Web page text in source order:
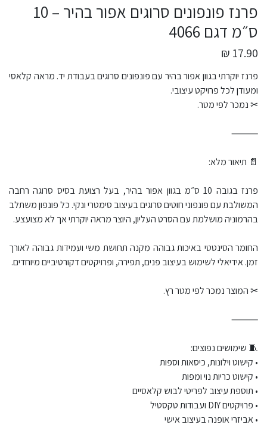
פרנז פונפונים סרוגים אפור בהיר – 10
ס״מ דגם 4066
17.90 ₪
פרנז יוקרתי בגוון אפור בהיר עם פונפונים סרוגים בעבודת יד. מראה קלאסי
ומעודן לכל פרויקט עיצובי.
✂ נמכר לפי מטר.
⸻
📄 תיאור מלא:
פרנז בגובה 10 ס״מ בגוון אפור בהיר, בעל רצועת בסיס סרוגה רחבה
המשולבת עם פונפוני חוטים סרוגים בעיצוב סימטרי ונקי. כל פונפון משתלב
בהרמוניה מושלמת עם הסרט העליון, היוצר מראה יוקרתי אך לא מצועצע.
החומר הסינטטי באיכות גבוהה מקנה תחושת משי ועמידות גבוהה לאורך
זמן. אידיאלי לשימוש בעיצוב פנים, תפירה, ופרויקטים דקורטיביים מיוחדים.
✂ המוצר נמכר לפי מטר רץ.
⸻
🧵 שימושים נפוצים:
• קישוט וילונות, כיסאות וספות
• קישוט כריות נוי ומפות
• תוספת עיצוב לפריטי לבוש קלאסיים
• פרויקטים DIY ועבודות טקסטיל
• אביזרי אופנה בעיצוב אישי